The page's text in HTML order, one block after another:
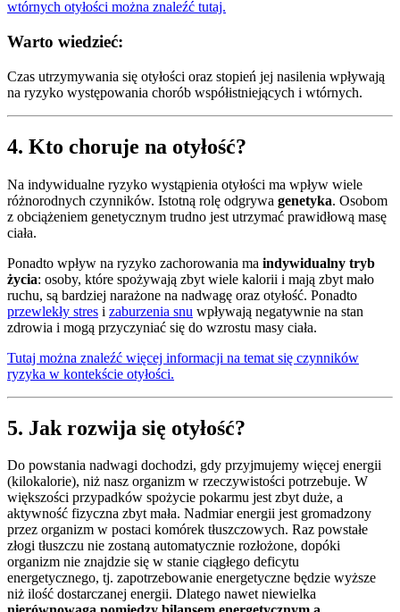
wtórnych otyłości można znaleźć tutaj.
Warto wiedzieć:
Czas utrzymywania się otyłości oraz stopień jej nasilenia wpływają
na ryzyko występowania chorób współistniejących i wtórnych.
4. Kto choruje na otyłość?
Na indywidualne ryzyko wystąpienia otyłości ma wpływ wiele
różnorodnych czynników. Istotną rolę odgrywa genetyka. Osobom
z obciążeniem genetycznym trudno jest utrzymać prawidłową masę
ciała.
Ponadto wpływ na ryzyko zachorowania ma indywidualny tryb
życia: osoby, które spożywają zbyt wiele kalorii i mają zbyt mało
ruchu, są bardziej narażone na nadwagę oraz otyłość. Ponadto
przewlekły stres i zaburzenia snu wpływają negatywnie na stan
zdrowia i mogą przyczyniać się do wzrostu masy ciała.
Tutaj można znaleźć więcej informacji na temat się czynników
ryzyka w kontekście otyłości.
5. Jak rozwija się otyłość?
Do powstania nadwagi dochodzi, gdy przyjmujemy więcej energii
(kilokalorie), niż nasz organizm w rzeczywistości potrzebuje. W
większości przypadków spożycie pokarmu jest zbyt duże, a
aktywność fizyczna zbyt mała. Nadmiar energii jest gromadzony
przez organizm w postaci komórek tłuszczowych. Raz powstałe
złogi tłuszczu nie zostaną automatycznie rozłożone, dopóki
organizm nie znajdzie się w stanie ciągłego deficytu
energetycznego, tj. zapotrzebowanie energetyczne będzie wyższe
niż ilość dostarczanej energii. Dlatego nawet niewielka